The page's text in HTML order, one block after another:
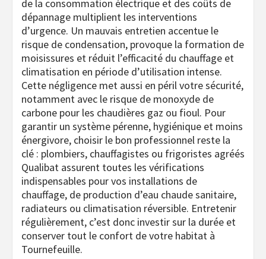
de la consommation électrique et des coûts de
dépannage multiplient les interventions
d’urgence. Un mauvais entretien accentue le
risque de condensation, provoque la formation de
moisissures et réduit l’efficacité du chauffage et
climatisation en période d’utilisation intense.
Cette négligence met aussi en péril votre sécurité,
notamment avec le risque de monoxyde de
carbone pour les chaudières gaz ou fioul. Pour
garantir un système pérenne, hygiénique et moins
énergivore, choisir le bon professionnel reste la
clé : plombiers, chauffagistes ou frigoristes agréés
Qualibat assurent toutes les vérifications
indispensables pour vos installations de
chauffage, de production d’eau chaude sanitaire,
radiateurs ou climatisation réversible. Entretenir
régulièrement, c’est donc investir sur la durée et
conserver tout le confort de votre habitat à
Tournefeuille.